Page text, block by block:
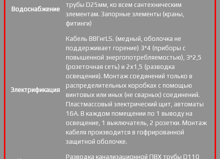
Водоснабжение
трубы D25мм, ко всем сантехническим
элементам. Запорные элементы (краны,
фитинги)
Электрификация
Кабель ВВГнгLS. (медный, оболочка не
поддерживает горение) 3*4 (приборы с
повышенной энергопотребляемостью), 3*2,5
(розеточная сеть) и 2х1,5 (разводка
освещения). Монтаж соединений только в
распределительных коробках с помощью
винтовых или иных (не сварных) соединений.
Пластмассовый электрический щит, автоматы
16А. В каждом помещении по 1 выводу на
освещение, 1 выключатель, 2 розетки. Монтаж
кабеля производится в гофрированной
защитной оболочке.
Разводка канализационной ПВХ трубы D110